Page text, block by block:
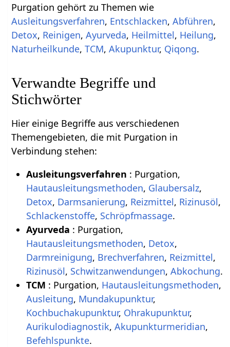
Purgation gehört zu Themen wie
Ausleitungsverfahren, Entschlacken,Abführen,
Detox, Reinigen,Ayurveda, Heilmittel, Heilung,
Naturheilkunde,TCM,Akupunktur, Qiqong.
Verwandte Begriffe und
Stichwörter
Hier einige Begriffe aus verschiedenen
Themengebieten, die mit Purgation in
Verbindung stehen:
Ausleitungsverfahren : Purgation,
Hautausleitungsmethoden, Glaubersalz,
Detox, Darmsanierung, Reizmittel, Rizinusöl,
Schlackenstoffe, Schröpfmassage.
Ayurveda : Purgation,
Hautausleitungsmethoden, Detox,
Darmreinigung, Brechverfahren, Reizmittel,
Rizinusöl, Schwitzanwendungen, Abkochung.
TCM : Purgation, Hautausleitungsmethoden,
Ausleitung, Mundakupunktur,
Kochbuchakupunktur, Ohrakupunktur,
Aurikulodiagnostik, Akupunkturmeridian,
Befehlspunkte.